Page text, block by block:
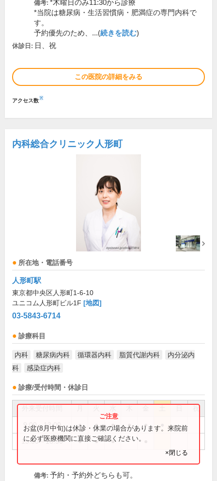
備考: *木曜日のみ11:30から診療
*当院は糖尿病・生活習慣病・肥満症の専門内科で
す。
予約優先のため、...(続きを読む)
休診日: 日、祝
この医院の詳細をみる
アクセス数※
内科総合クリニック人形町
所在地・電話番号
人形町駅
東京都中央区人形町1-6-10
ユニコム人形町ビル1F [地図]
03-5843-6714
診療科目
内科 糖尿病内科 循環器内科 脂質代謝内科
内分泌内
科
感染症内科
診療/受付時間・休診日
祝
9:00～13:00 ● ● ● ● ●
15:30～18:30 ● ● ●
お盆(8月中旬)は休診・休業の場合があります。来院前
に必ず医療機関に直接ご確認ください。
×閉じる
備考: 予約・予約外どちらも可。